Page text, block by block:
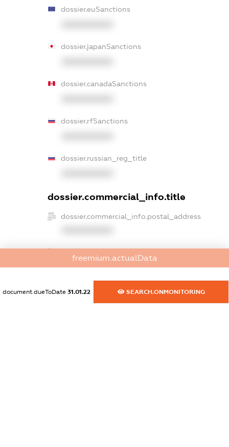
dossier.euSanctions
dossier.japanSanctions
dossier.canadaSanctions
dossier.rfSanctions
dossier.russian_reg_title
dossier.commercial_info.title
dossier.commercial_info.postal_address
XXXXXXXXXX
dossier.commercial_info.fax
XXXXXXXXXX
freemium.actualData
document.dueToDate 31.01.22 SEARCH.ONMONITORING